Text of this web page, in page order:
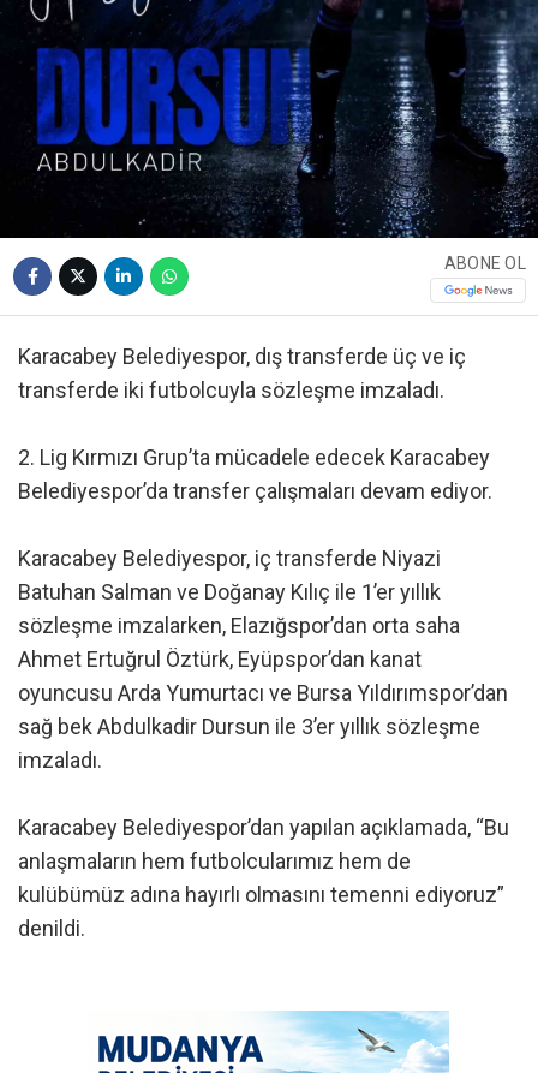
ABONE OL
Karacabey Belediyespor, dış transferde üç ve iç
transferde iki futbolcuyla sözleşme imzaladı.
2. Lig Kırmızı Grup’ta mücadele edecek Karacabey
Belediyespor’da transfer çalışmaları devam ediyor.
Karacabey Belediyespor, iç transferde Niyazi
Batuhan Salman ve Doğanay Kılıç ile 1’er yıllık
sözleşme imzalarken, Elazığspor’dan orta saha
Ahmet Ertuğrul Öztürk, Eyüpspor’dan kanat
oyuncusu Arda Yumurtacı ve Bursa Yıldırımspor’dan
sağ bek Abdulkadir Dursun ile 3’er yıllık sözleşme
imzaladı.
Karacabey Belediyespor’dan yapılan açıklamada, “Bu
anlaşmaların hem futbolcularımız hem de
kulübümüz adına hayırlı olmasını temenni ediyoruz”
denildi.